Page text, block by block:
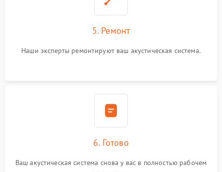
5. Ремонт
Наши эксперты ремонтируют ваш акустическая система.
6. Готово
Ваш акустическая система снова у вас в полностью рабочем